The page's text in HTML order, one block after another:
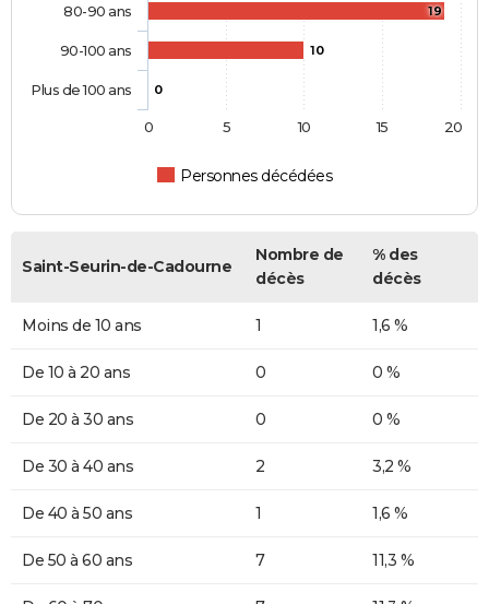
19
10
0
Personnes décédées
80-90 ans
90-100 ans
Plus de 100 ans
0 5 10 15 20
Saint-Seurin-de-Cadourne
Nombre de
décès
% des
décès
Moins de 10 ans 1 1,6 %
De 10 à 20 ans 0 0 %
De 20 à 30 ans 0 0 %
De 30 à 40 ans 2 3,2 %
De 40 à 50 ans 1 1,6 %
De 50 à 60 ans 7 11,3 %